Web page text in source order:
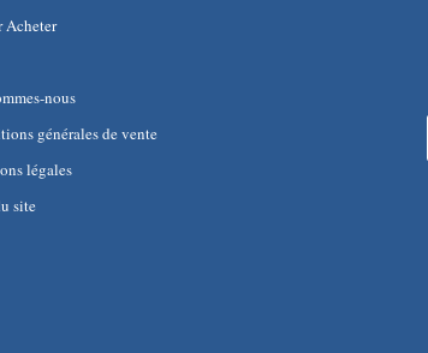
Acheter
nous
générales de vente
légales
site